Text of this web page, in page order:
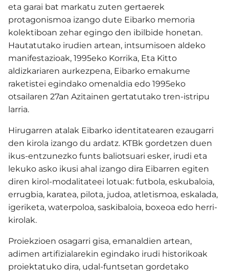
eta garai bat markatu zuten gertaerek
protagonismoa izango dute Eibarko memoria
kolektiboan zehar egingo den ibilbide honetan.
Hautatutako irudien artean, intsumisoen aldeko
manifestazioak, 1995eko Korrika, Eta Kitto
aldizkariaren aurkezpena, Eibarko emakume
raketistei egindako omenaldia edo 1995eko
otsailaren 27an Azitainen gertatutako tren-istripu
larria.
Hirugarren atalak Eibarko identitatearen ezaugarri
den kirola izango du ardatz. KTBk gordetzen duen
ikus-entzunezko funts baliotsuari esker, irudi eta
lekuko asko ikusi ahal izango dira Eibarren egiten
diren kirol-modalitateei lotuak: futbola, eskubaloia,
errugbia, karatea, pilota, judoa, atletismoa, eskalada,
igeriketa, waterpoloa, saskibaloia, boxeoa edo herri-
kirolak.
Proiekzioen osagarri gisa, emanaldien artean,
adimen artifizialarekin egindako irudi historikoak
proiektatuko dira, udal-funtsetan gordetako